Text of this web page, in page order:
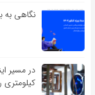
نگاهی به
کیلومتری